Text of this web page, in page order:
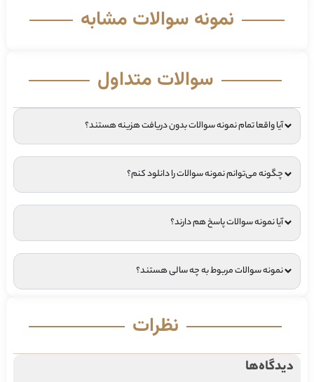
نمونه سوالات مشابه
سوالات متداول
آیا واقعا تمام نمونه سوالات بدون دریافت هزینه هستند؟
چگونه می‌توانم نمونه سوالات را دانلود کنم؟
آیا نمونه سوالات پاسخ هم دارند؟
نمونه سوالات مربوط به چه سالی هستند؟
نظرات
دیدگاه‌ها